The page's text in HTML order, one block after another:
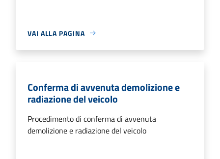
VAI ALLA PAGINA
Conferma di avvenuta demolizione e
radiazione del veicolo
Procedimento di conferma di avvenuta
demolizione e radiazione del veicolo